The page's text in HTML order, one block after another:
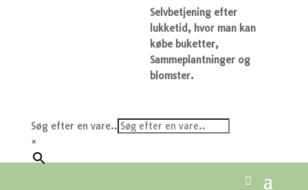
Selvbetjening efter
lukketid, hvor man kan
købe buketter,
Sammeplantninger og
blomster.
Søg efter en vare..
×